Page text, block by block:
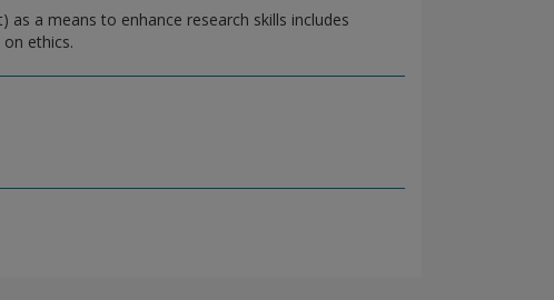
a means to enhance research skills includes
ethics.